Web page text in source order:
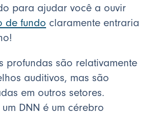
para ajudar você a ouvir
de fundo claramente entraria
profundas são relativamente
auditivos, mas são
em outros setores.
DNN é um cérebro